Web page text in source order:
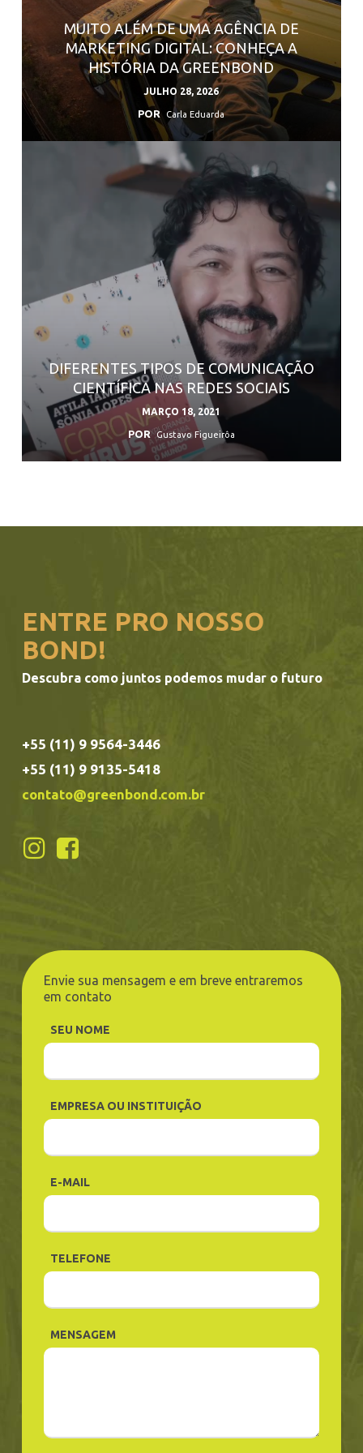
MUITO ALÉM DE UMA AGÊNCIA DE
MARKETING DIGITAL: CONHEÇA A
HISTÓRIA DA GREENBOND
JULHO 28, 2026
POR Carla Eduarda
DIFERENTES TIPOS DE COMUNICAÇÃO
CIENTÍFICA NAS REDES SOCIAIS
MARÇO 18, 2021
POR Gustavo Figueirôa
ENTRE PRO NOSSO
BOND!
Descubra como juntos podemos mudar o futuro
+55 (11) 9 9564-3446
+55 (11) 9 9135-5418
contato@greenbond.com.br
Envie sua mensagem e em breve entraremos
em contato
SEU NOME
EMPRESA OU INSTITUIÇÃO
E-MAIL
TELEFONE
MENSAGEM